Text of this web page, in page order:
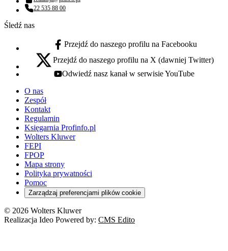
Adres email:
Numer telefonu:
22 535 88 00
Śledź nas
facebook - otwiera się w nowej karcie
Przejdź do naszego profilu na Facebooku
x - otwiera się w nowej karcie
Przejdź do naszego profilu na X (dawniej Twitter)
youtube - otwiera się w nowej karcie
Odwiedź nasz kanał w serwisie YouTube
O nas
Zespół
Kontakt
Regulamin
Księgarnia Profinfo.pl
Wolters Kluwer
FEPI
FPOP
Mapa strony
Polityka prywatności
Pomoc
Zarządzaj preferencjami plików cookie
© 2026 Wolters Kluwer
Realizacja Ideo Powered by: CMS Edito